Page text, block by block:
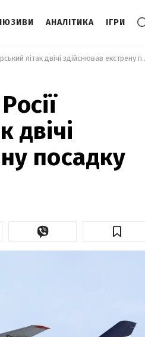
АНАЛІТИКА ІГРИ
Заважали дрони: у Росії
двічі
посадку